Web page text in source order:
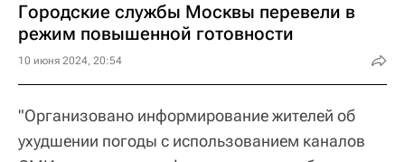
Городские службы Москвы перевели в
режим повышенной готовности
10 июня 2024, 20:54
"Организовано информирование жителей об
ухудшении погоды с использованием каналов